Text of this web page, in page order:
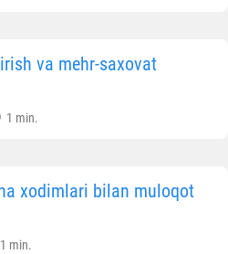
va mehr-saxovat
1 min.
xodimlari bilan muloqot
1 min.